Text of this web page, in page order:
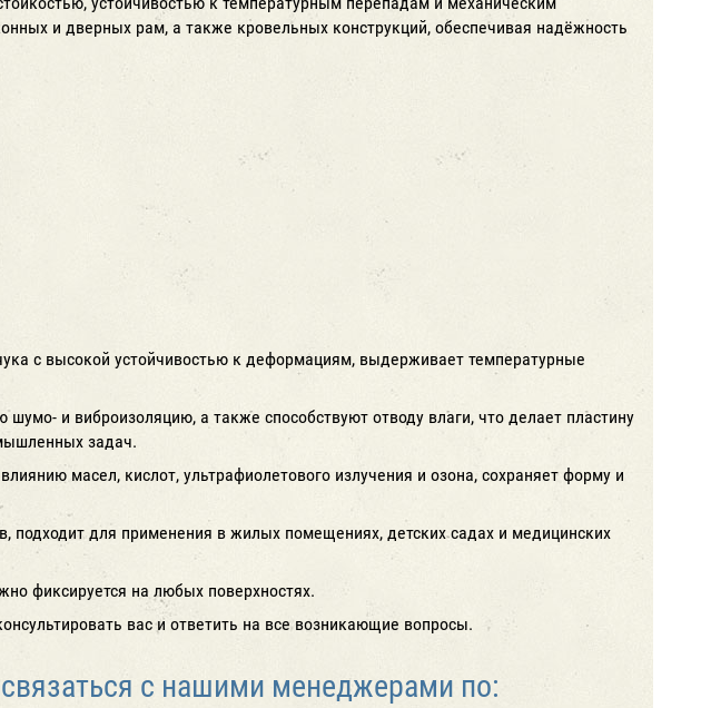
и дверных рам, а также кровельных конструкций, обеспечивая надёжность
с высокой устойчивостью к деформациям, выдерживает температурные
и виброизоляцию, а также способствуют отводу влаги, что делает пластину
задач.
масел, кислот, ультрафиолетового излучения и озона, сохраняет форму и
подходит для применения в жилых помещениях, детских садах и медицинских
фиксируется на любых поверхностях.
вас и ответить на все возникающие вопросы.
с нашими менеджерами по: